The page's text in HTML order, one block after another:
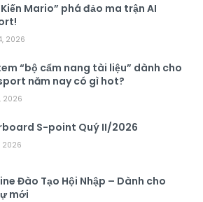
Mario” phá đảo ma trận AI
2026
“bộ cẩm nang tài liệu” dành cho
năm nay có gì hot?
2026
S-point Quý II/2026
2026
Đào Tạo Hội Nhập – Dành cho
mới